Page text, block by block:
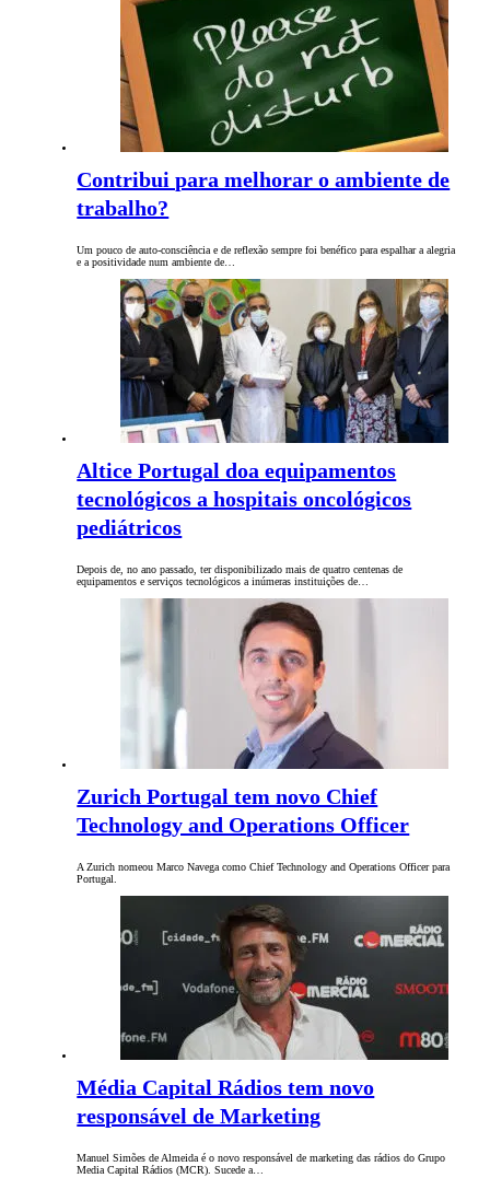
Contribui para melhorar o ambiente de
trabalho?
Um pouco de auto-consciência e de reflexão sempre foi benéfico para espalhar a alegria
e a positividade num ambiente de…
Altice Portugal doa equipamentos
tecnológicos a hospitais oncológicos
pediátricos
Depois de, no ano passado, ter disponibilizado mais de quatro centenas de
equipamentos e serviços tecnológicos a inúmeras instituições de…
Zurich Portugal tem novo Chief
Technology and Operations Officer
A Zurich nomeou Marco Navega como Chief Technology and Operations Officer para
Portugal.
Média Capital Rádios tem novo
responsável de Marketing
Manuel Simões de Almeida é o novo responsável de marketing das rádios do Grupo
Media Capital Rádios (MCR). Sucede a…